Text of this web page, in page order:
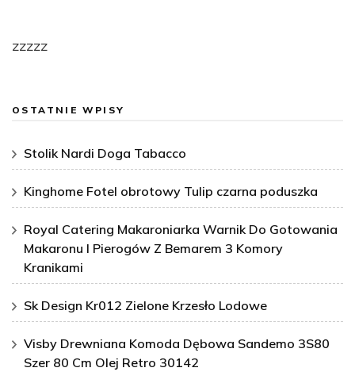
zzzzz
OSTATNIE WPISY
Stolik Nardi Doga Tabacco
Kinghome Fotel obrotowy Tulip czarna poduszka
Royal Catering Makaroniarka Warnik Do Gotowania
Makaronu I Pierogów Z Bemarem 3 Komory
Kranikami
Sk Design Kr012 Zielone Krzesło Lodowe
Visby Drewniana Komoda Dębowa Sandemo 3S80
Szer 80 Cm Olej Retro 30142